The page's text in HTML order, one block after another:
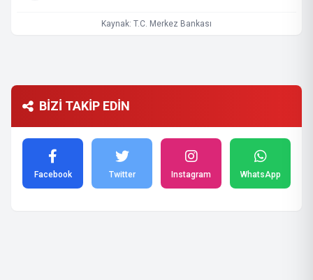
Kaynak: T.C. Merkez Bankası
BİZİ TAKİP EDİN
Facebook Twitter Instagram WhatsApp